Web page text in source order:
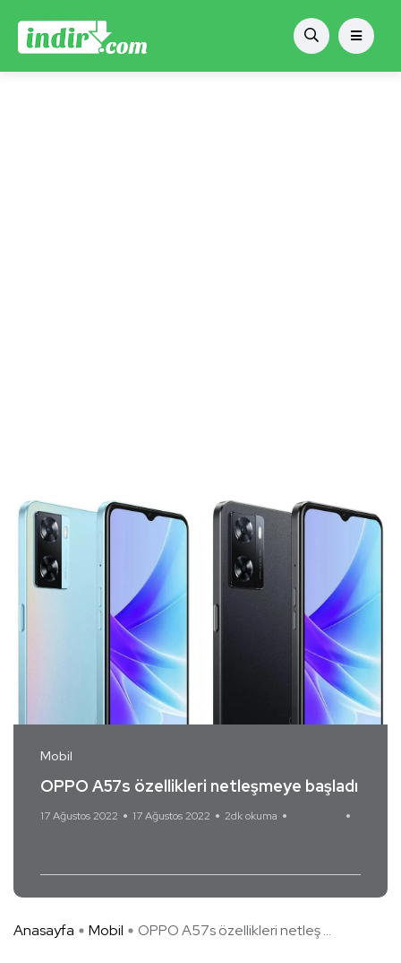
Mobil
OPPO A57s özellikleri netleşmeye başladı
17 Ağustos 2022 17 Ağustos 2022 2dk okuma
Anasayfa Mobil OPPO A57s özellikleri netleş ...